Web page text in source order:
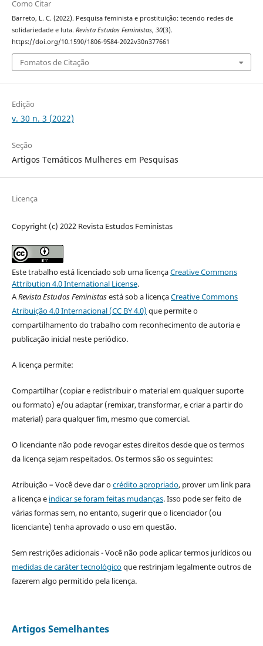
Como Citar
Barreto, L. C. (2022). Pesquisa feminista e prostituição: tecendo redes de
solidariedade e luta. Revista Estudos Feministas, 30(3).
https://doi.org/10.1590/1806-9584-2022v30n377661
Fomatos de Citação
Edição
v. 30 n. 3 (2022)
Seção
Artigos Temáticos Mulheres em Pesquisas
Licença
Copyright (c) 2022 Revista Estudos Feministas
Este trabalho está licenciado sob uma licençaCreative Commons
Attribution 4.0 International License.
ARevista Estudos Feministasestá sob a licençaCreative Commons
Atribuição 4.0 Internacional (CC BY 4.0) que permite o
compartilhamento do trabalho com reconhecimento de autoria e
publicação inicial neste periódico.
A licença permite:
Compartilhar (copiar e redistribuir o material em qualquer suporte
ou formato) e/ou adaptar (remixar, transformar, e criar a partir do
material) para qualquer fim, mesmo que comercial.
O licenciante não pode revogar estes direitos desde que os termos
da licença sejam respeitados. Os termos são os seguintes:
Atribuição – Você deve dar ocrédito apropriado, prover um link para
a licença e indicar se foram feitas mudanças. Isso pode ser feito de
várias formas sem, no entanto, sugerir que o licenciador (ou
licenciante) tenha aprovado o uso em questão.
Sem restrições adicionais - Você não pode aplicar termos jurídicos ou
medidas de caráter tecnológicoque restrinjam legalmente outros de
fazerem algo permitido pela licença.
Artigos Semelhantes